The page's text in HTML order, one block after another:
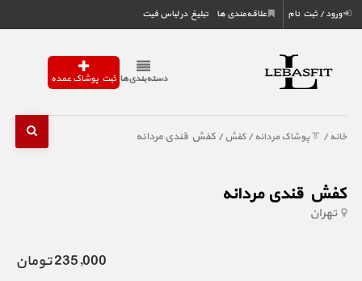
ورود / ثبت نام علاقه‌مندی ها تبلیغ در لباس فیت
دسته‌بندی‌ها ثبت پوشاک عمده
خانه / 👔 پوشاک مردانه /کفش/ کفش قندی مردانه
کفش قندی مردانه
تهران
235,000 تومان